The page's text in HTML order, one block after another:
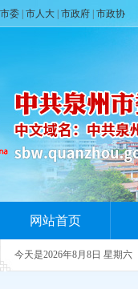
市委 市人大 市政府 市政协
网站首页
今天是2026年8月8日 星期六